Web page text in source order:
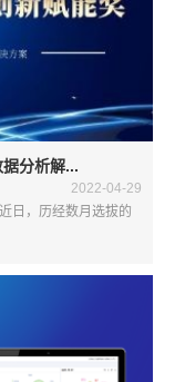
分析解...
2022-04-29
，历经数月选拔的